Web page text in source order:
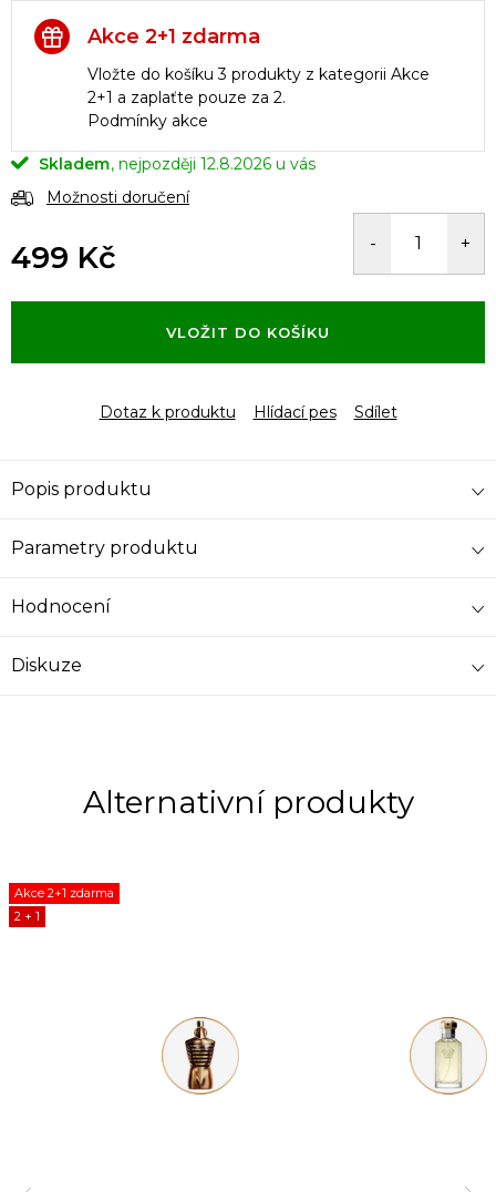
Akce 2+1 zdarma
Vložte do košíku 3 produkty z kategorii Akce
2+1 a zaplaťte pouze za 2.
Podmínky akce
Skladem
12.8.2026
Možnosti doručení
499 Kč
cena:
VLOŽIT DO KOŠÍKU
Dotaz k produktu Hlídací pes Sdílet
Popis produktu
Parametry produktu
Hodnocení
Diskuze
Akce 2+1 zdarma
2 + 1